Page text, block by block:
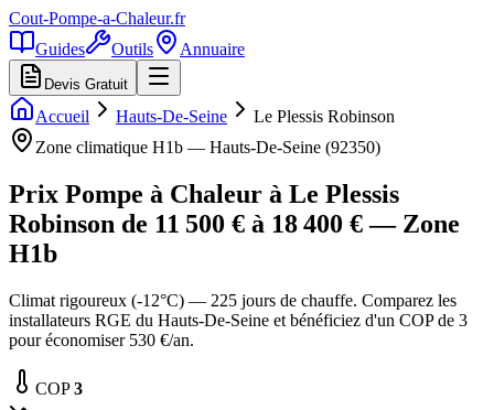
Cout-Pompe-a-Chaleur.fr
Guides
Outils Annuaire
Devis Gratuit
Accueil Hauts-De-Seine
Le Plessis Robinson
Zone climatique H1b — Hauts-De-Seine (92350)
Prix Pompe à Chaleur à Le Plessis
Robinson de 11 500 € à 18 400 € — Zone
H1b
Climat rigoureux (-12°C) — 225 jours de chauffe. Comparez les
installateurs RGE du Hauts-De-Seine et bénéficiez d'un COP de 3
pour économiser 530 €/an.
COP3